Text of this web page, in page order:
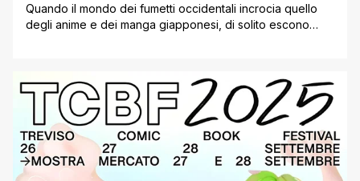
Quando il mondo dei fumetti occidentali incrocia quello
degli anime e dei manga giapponesi, di solito escono
Absolute Batman e Absolute Superman riprendono infatti
la celebre locandina del [']